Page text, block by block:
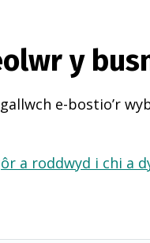
y
e-bostio’r
a roddwyd i chi a